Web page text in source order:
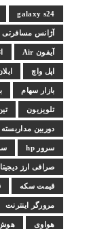
galaxy s24
آژانس مسافرتی
آیفون Air
اپل واچ
بازار سهام
تلویزیون
دوربین مداربسته
سرور hp
صرافی ارز
قیمت سکه
مرورگر اینترنت
هواوی